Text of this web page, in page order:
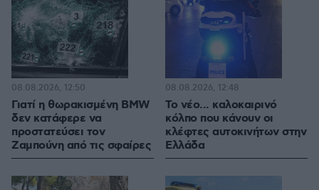
Γιατί η θωρακισμένη BMW
δεν κατάφερε να
προστατεύσει τον
Ζαμπούνη από τις σφαίρες
08.08.2026, 12:50
Το νέο... καλοκαιρινό
κόλπο που κάνουν οι
κλέφτες αυτοκινήτων στην
Ελλάδα
08.08.2026, 12:48